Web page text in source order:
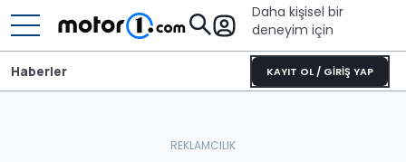
Daha kişisel bir
deneyim için
KAYIT OL / GİRİŞ YAP
Haberler